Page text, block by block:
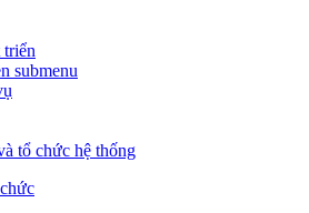
triển
submenu
tổ chức hệ thống